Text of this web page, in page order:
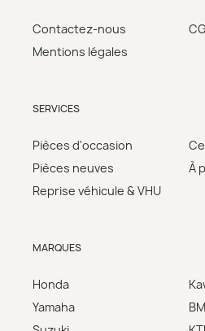
Contactez-nous
Mentions légales
SERVICES
Pièces d'occasion
Pièces neuves
Reprise véhicule & VHU
À
MARQUES
Honda
Yamaha